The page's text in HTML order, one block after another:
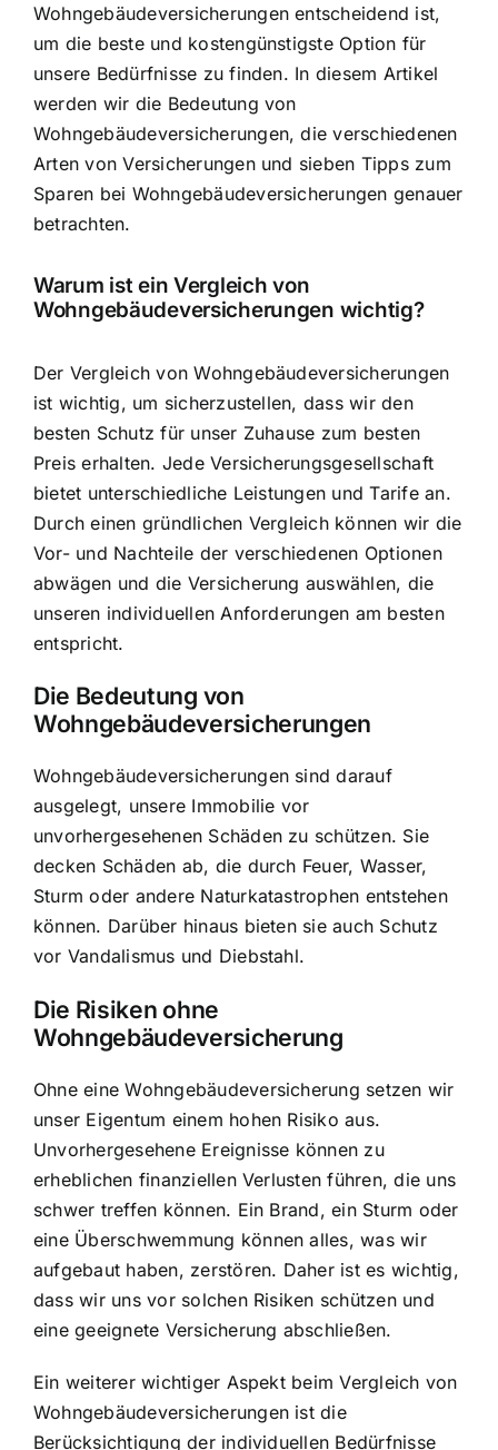
Wohngebäudeversicherungen entscheidend ist,
um die beste und kostengünstigste Option für
unsere Bedürfnisse zu finden. In diesem Artikel
werden wir die Bedeutung von
Wohngebäudeversicherungen, die verschiedenen
Arten von Versicherungen und sieben Tipps zum
Sparen bei Wohngebäudeversicherungen genauer
betrachten.
Warum ist ein Vergleich von
Wohngebäudeversicherungen wichtig?
Der Vergleich von Wohngebäudeversicherungen
ist wichtig, um sicherzustellen, dass wir den
besten Schutz für unser Zuhause zum besten
Preis erhalten. Jede Versicherungsgesellschaft
bietet unterschiedliche Leistungen und Tarife an.
Durch einen gründlichen Vergleich können wir die
Vor- und Nachteile der verschiedenen Optionen
abwägen und die Versicherung auswählen, die
unseren individuellen Anforderungen am besten
entspricht.
Die Bedeutung von
Wohngebäudeversicherungen
Wohngebäudeversicherungen sind darauf
ausgelegt, unsere Immobilie vor
unvorhergesehenen Schäden zu schützen. Sie
decken Schäden ab, die durch Feuer, Wasser,
Sturm oder andere Naturkatastrophen entstehen
können. Darüber hinaus bieten sie auch Schutz
vor Vandalismus und Diebstahl.
Die Risiken ohne
Wohngebäudeversicherung
Ohne eine Wohngebäudeversicherung setzen wir
unser Eigentum einem hohen Risiko aus.
Unvorhergesehene Ereignisse können zu
erheblichen finanziellen Verlusten führen, die uns
schwer treffen können. Ein Brand, ein Sturm oder
eine Überschwemmung können alles, was wir
aufgebaut haben, zerstören. Daher ist es wichtig,
dass wir uns vor solchen Risiken schützen und
eine geeignete Versicherung abschließen.
Ein weiterer wichtiger Aspekt beim Vergleich von
Wohngebäudeversicherungen ist die
Berücksichtigung der individuellen Bedürfnisse